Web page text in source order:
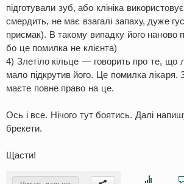
підготували зуб, або клініка
смердить, не має взагалі запаху, дуже
присмак). В такому випадку його наново
бо це помилка не клієнта)
4) Злетіло кільце — говорить про те, що
мало підкрутив його. Це помилка лікаря.
маєте повне право на це.
Ось і все. Нічого тут боятись. Далі
брекети.
Щасти!